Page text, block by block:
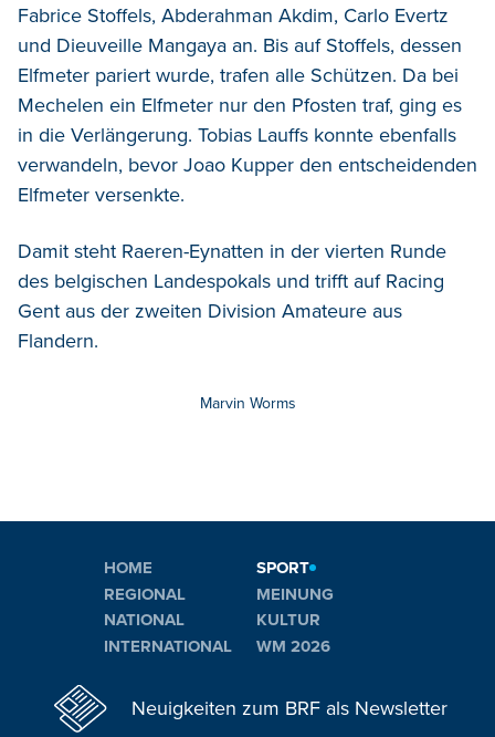
Fabrice Stoffels, Abderahman Akdim, Carlo Evertz
und Dieuveille Mangaya an. Bis auf Stoffels, dessen
Elfmeter pariert wurde, trafen alle Schützen. Da bei
Mechelen ein Elfmeter nur den Pfosten traf, ging es
in die Verlängerung. Tobias Lauffs konnte ebenfalls
verwandeln, bevor Joao Kupper den entscheidenden
Elfmeter versenkte.
Damit steht Raeren-Eynatten in der vierten Runde
des belgischen Landespokals und trifft auf Racing
Gent aus der zweiten Division Amateure aus
Flandern.
Marvin Worms
HOME
REGIONAL
NATIONAL
INTERNATIONAL
SPORT
MEINUNG
KULTUR
WM 2026
Neuigkeiten zum BRF als Newsletter